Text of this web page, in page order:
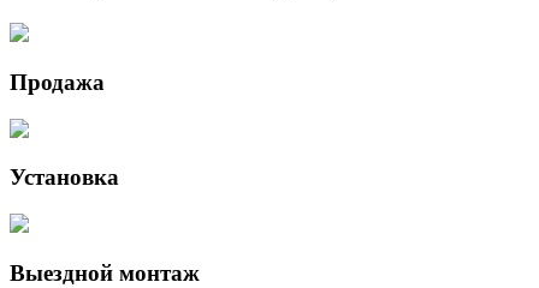
Продажа
Установка
Выездной монтаж